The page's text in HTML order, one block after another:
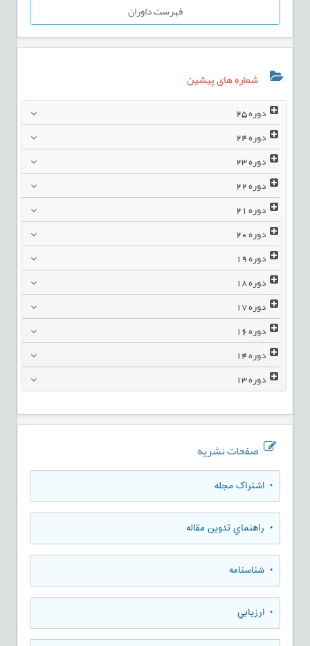
فهرست داوران
شماره های پیشین
دوره25
دوره24
دوره23
دوره22
دوره21
دوره20
دوره19
دوره18
دوره17
دوره16
دوره14
دوره13
صفحات نشریه
• اشتراک مجله
• راهنماي تدوين مقاله
• شناسنامه
• ارزيابي